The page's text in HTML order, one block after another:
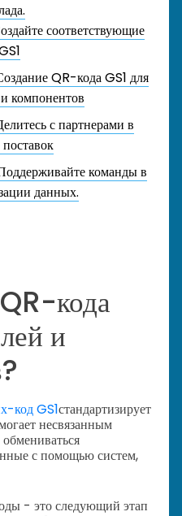
соответствующие
QR-кода GS1 для
компонентов
с партнерами в
команды в
данных.
кода
и
код GS1стандартизирует
несвязанным
с помощью систем,
- это следующий этап